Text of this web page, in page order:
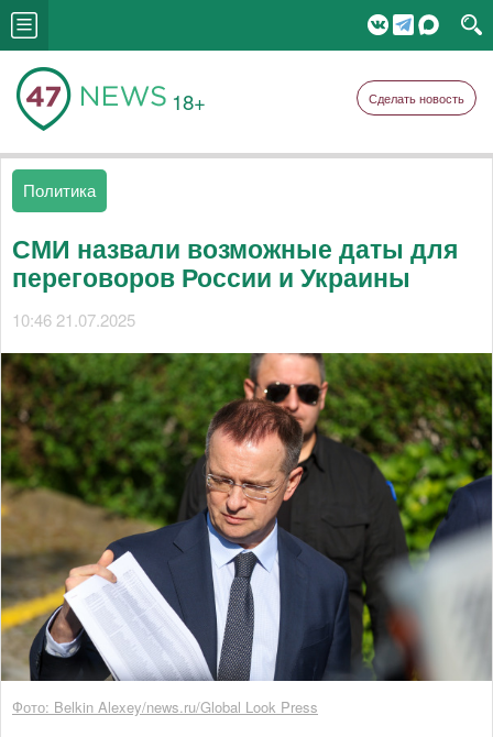
18+ Сделать новость
Политика
СМИ назвали возможные даты для
переговоров России и Украины
10:46 21.07.2025
Фото: Belkin Alexey/news.ru/Global Look Press